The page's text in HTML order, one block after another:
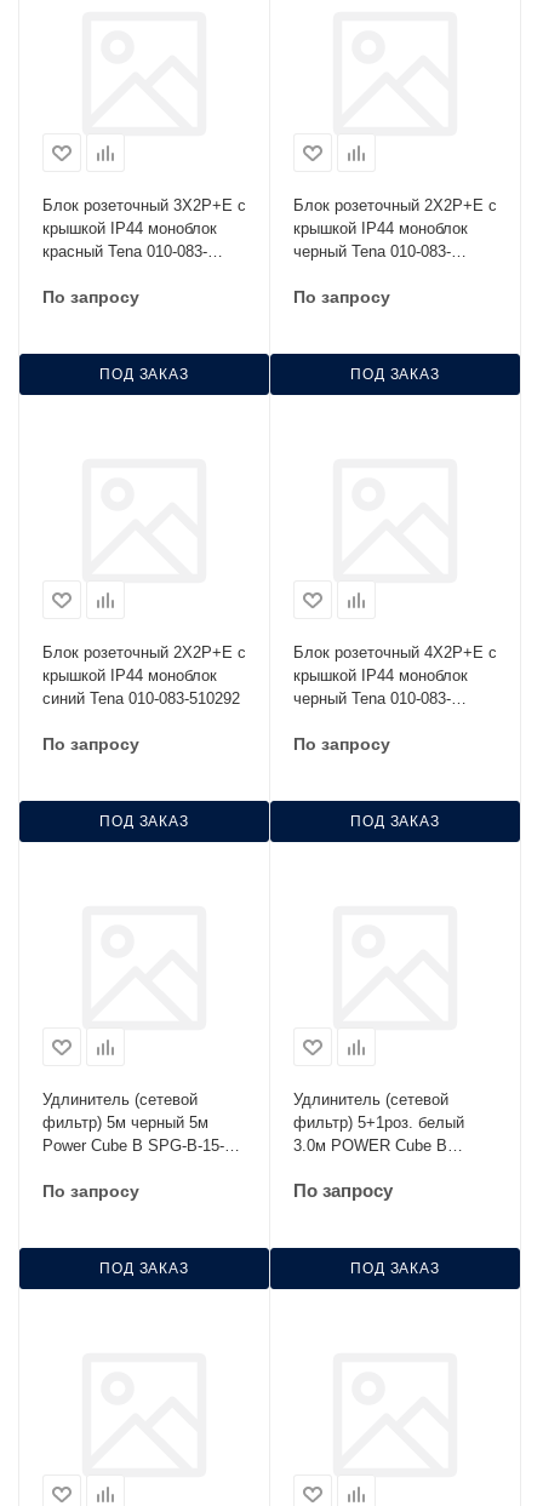
Блок розеточный 3Х2Р+Е с
крышкой IP44 моноблок
красный Tena 010-083-
По запросу
ПОД ЗАКАЗ
Блок розеточный 2Х2Р+Е с
крышкой IP44 моноблок
черный Tena 010-083-
По запросу
ПОД ЗАКАЗ
Блок розеточный 2Х2Р+Е с
крышкой IP44 моноблок
синий Tena 010-083-510292
По запросу
ПОД ЗАКАЗ
Блок розеточный 4Х2Р+Е с
крышкой IP44 моноблок
черный Tena 010-083-
По запросу
ПОД ЗАКАЗ
Удлинитель (сетевой
фильтр) 5м черный 5м
Power Cube B SPG-B-15-
По запросу
ПОД ЗАКАЗ
Удлинитель (сетевой
фильтр) 5+1роз. белый
3.0м POWER Cube B
По запросу
ПОД ЗАКАЗ